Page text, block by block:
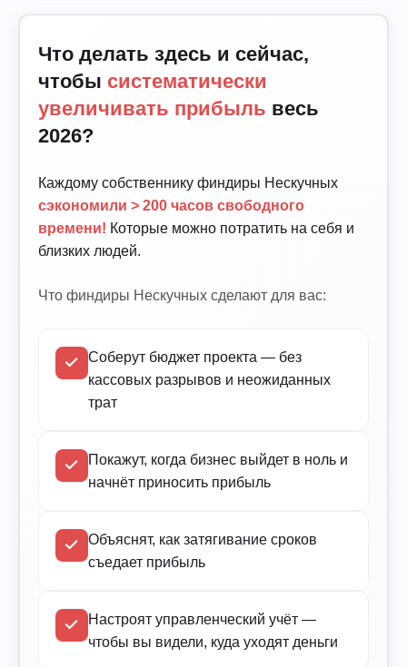
Что делать здесь и сейчас,
чтобы систематически
увеличивать прибыль весь
2026?
Каждому собственнику финдиры Нескучных
сэкономили > 200 часов свободного
времени! Которые можно потратить на себя и
близких людей.
Что финдиры Нескучных сделают для вас:
Соберут бюджет проекта — без
кассовых разрывов и неожиданных
трат
Покажут, когда бизнес выйдет в ноль и
начнёт приносить прибыль
Объяснят, как затягивание сроков
съедает прибыль
Настроят управленческий учёт —
чтобы вы видели, куда уходят деньги